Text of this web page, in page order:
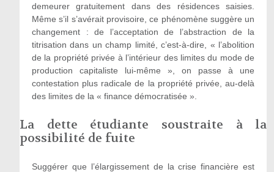
demeurer gratuitement dans des résidences saisies.
Même s’il s’avérait provisoire, ce phénomène suggère un
changement : de l’acceptation de l’abstraction de la
titrisation dans un champ limité, c’est-à-dire, « l’abolition
de la propriété privée à l’intérieur des limites du mode de
production capitaliste lui-même» , on passeà une
contestation plus radicale de la propriété privée, au-delà
des limites de la « finance démocratisée ».
La dette étudiante soustraite à la
possibilité de fuite
Suggérer que l’élargissement de la crise financière est